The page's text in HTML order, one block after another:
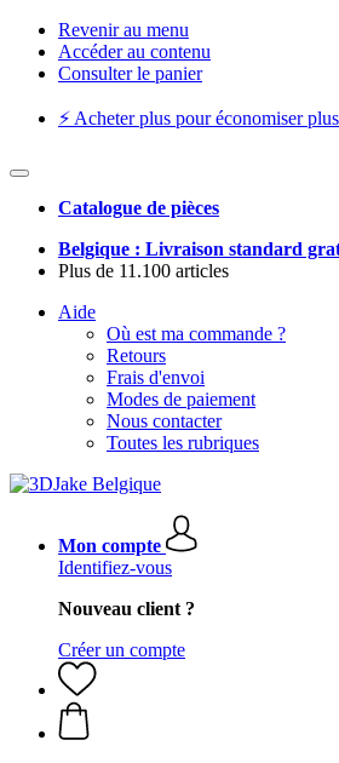
Revenir au menu
Accéder au contenu
Consulter le panier
⚡️ Acheter plus pour économiser
Catalogue de pièces
Belgique : Livraison standard
Plus de 11.100 articles
Aide
Où est ma commande ?
Retours
Frais d'envoi
Modes de paiement
Nous contacter
Toutes les rubriques
Mon compte
Identifiez-vous
Nouveau client ?
Créer un compte